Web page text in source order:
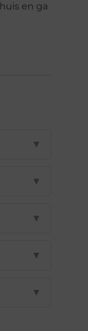
en ga
▼
▼
▼
▼
▼